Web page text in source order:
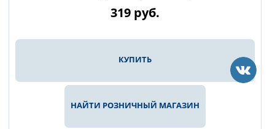
319 руб.
КУПИТЬ
НАЙТИ РОЗНИЧНЫЙ МАГАЗИН